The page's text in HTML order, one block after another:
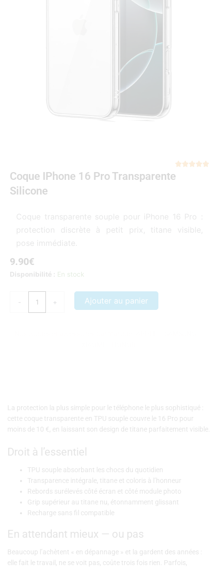

Coque IPhone 16 Pro Transparente
Silicone
Coque transparente souple pour iPhone 16 Pro :
protection discrète à petit prix, titane visible,
pose immédiate.
9.90€
Disponibilité : En stock
-
quantité
+ Ajouter au panier
La protection la plus simple pour le téléphone le plus sophistiqué :
cette coque transparente en TPU souple couvre le 16 Pro pour
moins de 10 €, en laissant son design de titane parfaitement visible.
Droit à l’essentiel
TPU souple absorbant les chocs du quotidien
Transparence intégrale, titane et coloris à l’honneur
Rebords surélevés côté écran et côté module photo
Grip supérieur au titane nu, étonnamment glissant
Recharge sans fil compatible
En attendant mieux — ou pas
Beaucoup l’achètent « en dépannage » et la gardent des années :
elle fait le travail, ne se voit pas, coûte trois fois rien. Parfois,